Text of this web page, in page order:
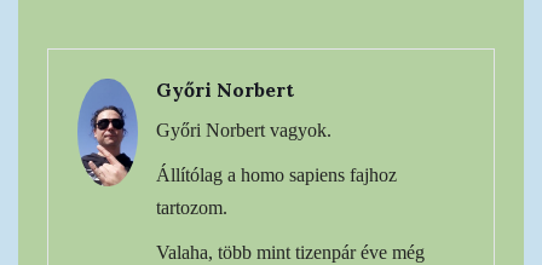
Győri Norbert
Győri Norbert vagyok.
Állítólag a homo sapiens fajhoz
tartozom.
Valaha, több mint tizenpár éve még